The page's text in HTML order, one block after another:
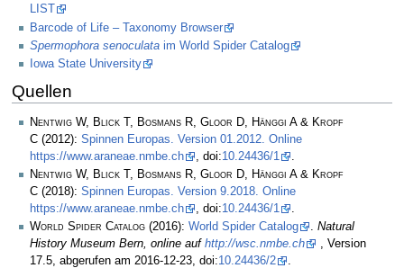
LIST
Barcode of Life – Taxonomy Browser
Spermophora senoculata im World Spider Catalog
Iowa State University
Quellen
Nentwig W, Blick T, Bosmans R, Gloor D, Hänggi A & Kropf
C (2012): Spinnen Europas. Version 01.2012. Online
https://www.araneae.nmbe.ch
, doi:10.24436/1
Nentwig W, Blick T, Bosmans R, Gloor D, Hänggi A & Kropf
C (2018): Spinnen Europas. Version 9.2018. Online
https://www.araneae.nmbe.ch
, doi:10.24436/1
.
World Spider Catalog (2016): World Spider Catalog . Natural
History Museum Bern, online auf http://wsc.nmbe.ch
, Version
17.5, abgerufen am 2016-12-23, doi:10.24436/2 .